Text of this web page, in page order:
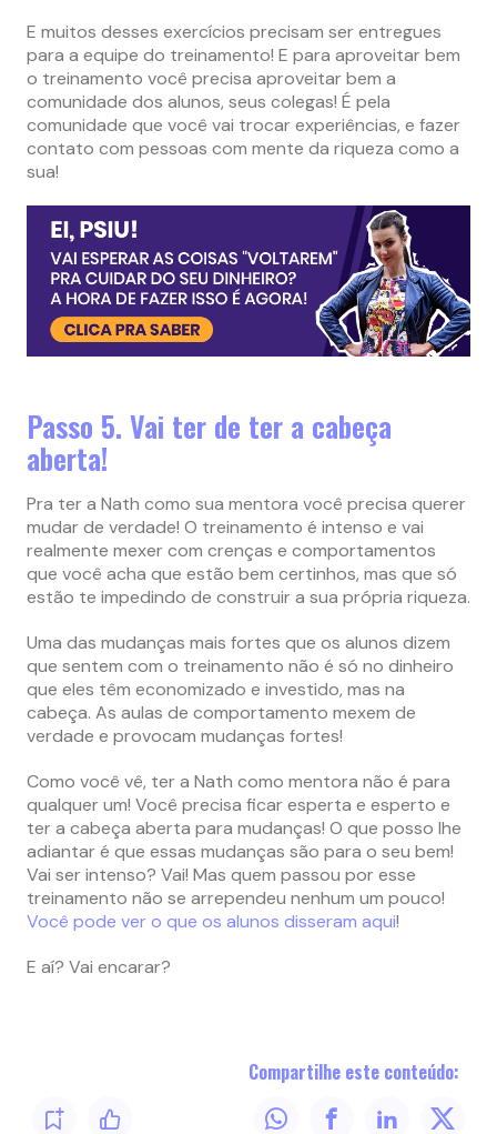
E muitos desses exercícios precisam ser entregues
para a equipe do treinamento! E para aproveitar bem
o treinamento você precisa aproveitar bem a
comunidade dos alunos, seus colegas! É pela
comunidade que você vai trocar experiências, e fazer
contato com pessoas com mente da riqueza como a
sua!
Passo 5. Vai ter de ter a cabeça
aberta!
Pra ter a Nath como sua mentora você precisa querer
mudar de verdade! O treinamento é intenso e vai
realmente mexer com crenças e comportamentos
que você acha que estão bem certinhos, mas que só
estão te impedindo de construir a sua própria riqueza.
Uma das mudanças mais fortes que os alunos dizem
que sentem com o treinamento não é só no dinheiro
que eles têm economizado e investido, mas na
cabeça. As aulas de comportamento mexem de
verdade e provocam mudanças fortes!
Como você vê, ter a Nath como mentora não é para
qualquer um! Você precisa ficar esperta e esperto e
ter a cabeça aberta para mudanças! O que posso lhe
adiantar é que essas mudanças são para o seu bem!
Vai ser intenso? Vai! Mas quem passou por esse
treinamento não se arrependeu nenhum um pouco!
Você pode ver o que os alunos disseram aqui!
E aí? Vai encarar?
Compartilhe este conteúdo: